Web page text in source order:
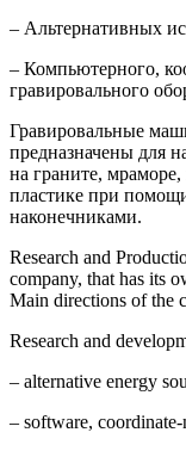
– Альтернативных
– Компьютерного,
гравировального
Гравировальные
предназначены для
на граните, мраморе,
пластике при
наконечниками.
Research and
company, that has its
Main directions of the
Research and
– alternative energy
– software,